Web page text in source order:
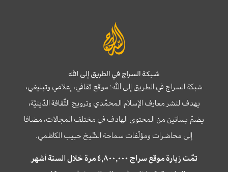
شبكة السراج في الطريق إلى الله
شبكة السراج في الطريق إلى الله؛ موقع ثقافي، إعلامي وتبليغي،
يهدف لنشر معارف الإسلام المحمّدي وترويج الثّقافة الدّينيّة،
يضمّ بساتين من المحتوى الهادف في مختلف المجالات، مضافا
إلى محاضرات ومؤلّفات سماحة الشّيخ حبيب الكاظمي.
تمّت زيارة موقع سراج ٤,٨٠٠,٠٠٠ مرة خلال الستة أشهر